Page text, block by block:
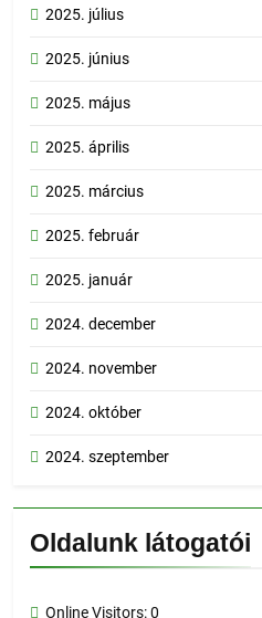
2025. július
2025. június
2025. május
2025. április
2025. március
2025. február
2025. január
2024. december
2024. november
2024. október
2024. szeptember
Oldalunk látogatói
Online Visitors:0